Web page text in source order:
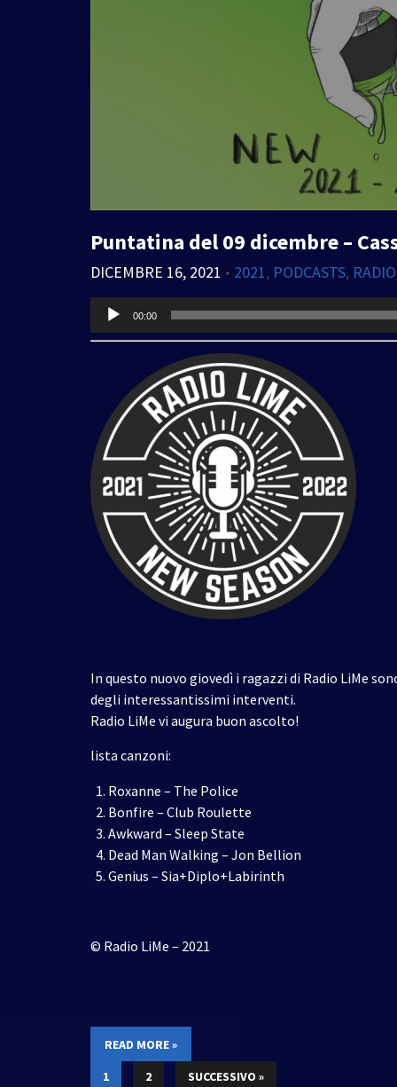
Puntatina del 09 dicembre –
DICEMBRE 16, 2021 • 2021, PODCASTS,
Audio
00:00
In questo nuovo giovedì i ragazzi di Radio LiMe
degli interessantissimi interventi.
Radio LiMe vi augura buon ascolto!
lista canzoni:
Roxanne – The Police
Bonfire – Club Roulette
Awkward – Sleep State
Dead Man Walking – Jon Bellion
Genius – Sia+Diplo+Labirinth
© Radio LiMe – 2021
READ MORE »
1
2 SUCCESSIVO »